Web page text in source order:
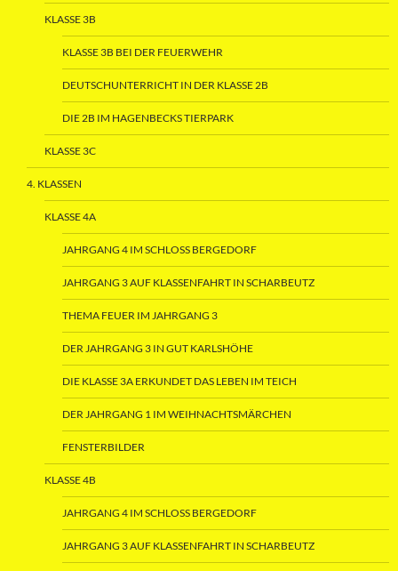
KLASSE 3B
KLASSE 3B BEI DER FEUERWEHR
DEUTSCHUNTERRICHT IN DER KLASSE 2B
DIE 2B IM HAGENBECKS TIERPARK
KLASSE 3C
4. KLASSEN
KLASSE 4A
JAHRGANG 4 IM SCHLOSS BERGEDORF
JAHRGANG 3 AUF KLASSENFAHRT IN SCHARBEUTZ
THEMA FEUER IM JAHRGANG 3
DER JAHRGANG 3 IN GUT KARLSHÖHE
DIE KLASSE 3A ERKUNDET DAS LEBEN IM TEICH
DER JAHRGANG 1 IM WEIHNACHTSMÄRCHEN
FENSTERBILDER
KLASSE 4B
JAHRGANG 4 IM SCHLOSS BERGEDORF
JAHRGANG 3 AUF KLASSENFAHRT IN SCHARBEUTZ